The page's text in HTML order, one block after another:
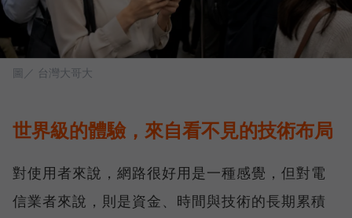
圖／ 台灣大哥大
世界級的體驗，來自看不見的技術布局
對使用者來說，網路很好用是一種感覺，但對電
信業者來說，則是資金、時間與技術的長期累積